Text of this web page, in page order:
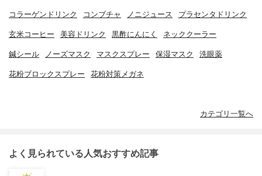
コラーゲンドリンク コンブチャ ノニジュース プラセンタドリンク
玄米コーヒー 美容ドリンク 黒酢にんにく ネッククーラー
鍼シール ノーズマスク マスクスプレー 保湿マスク 洗眼薬
花粉ブロックスプレー 花粉対策メガネ
カテゴリ一覧へ
よく見られている人気おすすめ記事